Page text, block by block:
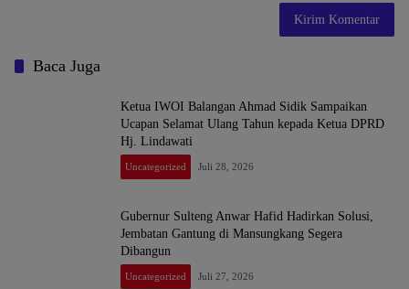
Baca Juga
Ketua IWOI Balangan Ahmad Sidik Sampaikan
Ucapan Selamat Ulang Tahun kepada Ketua DPRD
Hj. Lindawati
Uncategorized Juli 28, 2026
Gubernur Sulteng Anwar Hafid Hadirkan Solusi,
Jembatan Gantung di Mansungkang Segera
Dibangun
Uncategorized Juli 27, 2026